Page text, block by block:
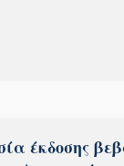
έκδοσης